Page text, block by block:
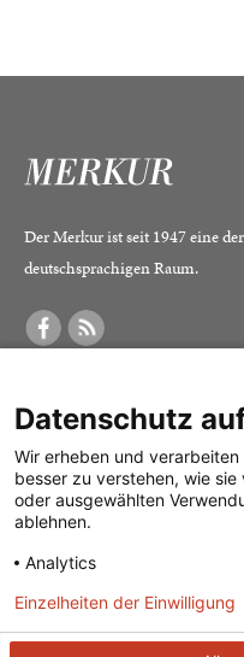
Der Merkur ist seit 1947 eine
deutschsprachigen Raum.
Was ist der Merkur?
Herausgeber /
Redaktion
Verlag
Alle
Print-
Digital-
Abo
Vertrag
Datenschutz
Wir erheben und
besser zu verstehen, wie
oder ausgewählten
ablehnen.
Analytics
Einzelheiten der Einwilligung